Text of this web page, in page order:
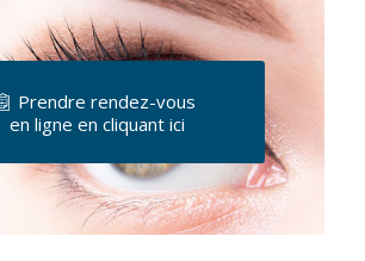
Prendre rendez-vous
en ligne en cliquant ici